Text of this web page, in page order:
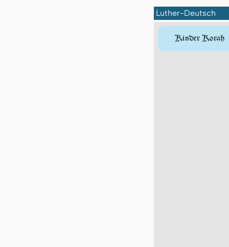
Luther-Deutsch
Kinder Korah